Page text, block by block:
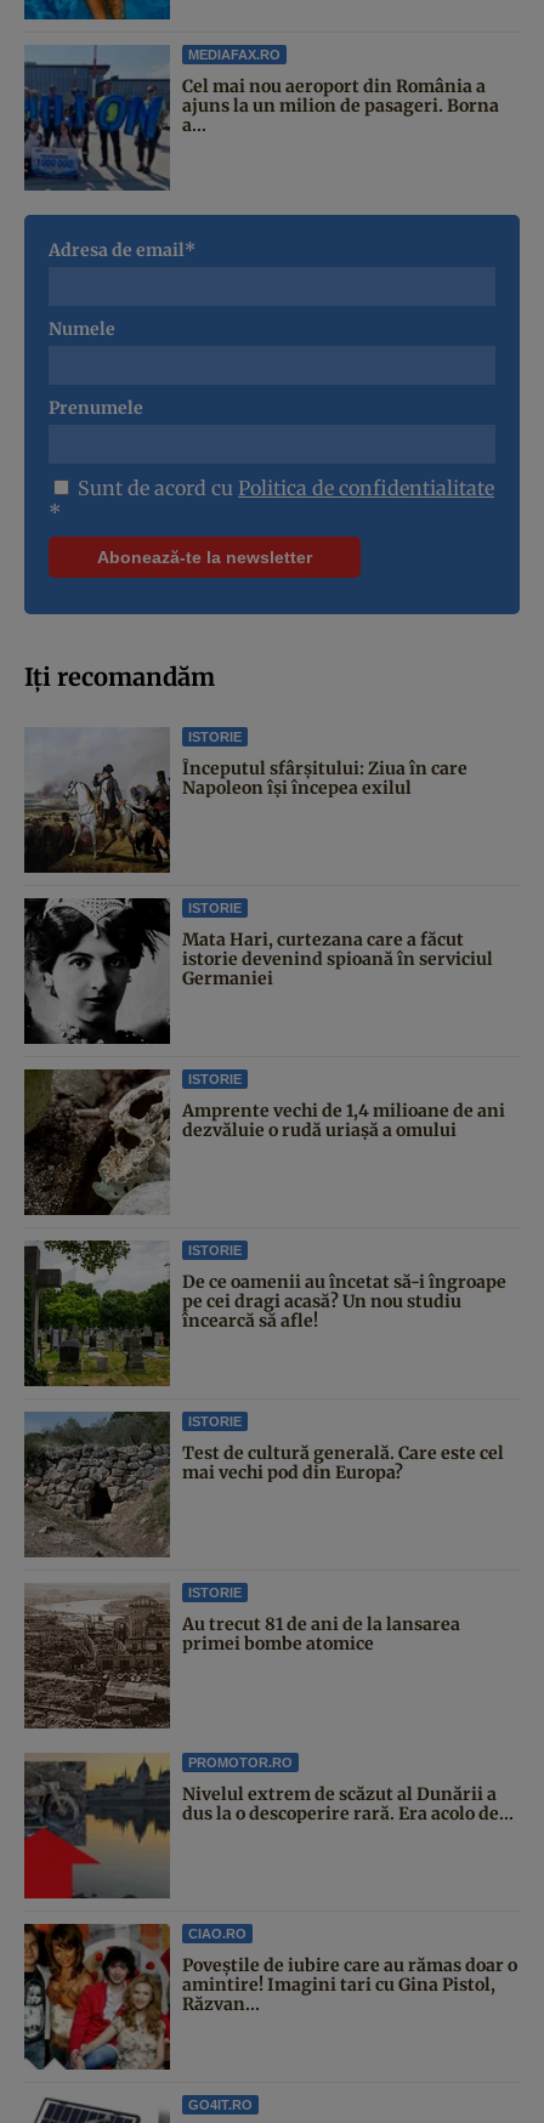
MEDIAFAX.RO
Cel mai nou aeroport din România a
ajuns la un milion de pasageri. Borna
a...
Adresa de email*
Numele
Prenumele
Sunt de acord cu Politica de confidentialitate
*
Iți recomandăm
ISTORIE
Începutul sfârşitului: Ziua în care
Napoleon îşi începea exilul
ISTORIE
Mata Hari, curtezana care a făcut
istorie devenind spioană în serviciul
Germaniei
ISTORIE
Amprente vechi de 1,4 milioane de ani
dezvăluie o rudă uriașă a omului
ISTORIE
De ce oamenii au încetat să-i îngroape
pe cei dragi acasă? Un nou studiu
încearcă să afle!
ISTORIE
Test de cultură generală. Care este cel
mai vechi pod din Europa?
ISTORIE
Au trecut 81 de ani de la lansarea
primei bombe atomice
PROMOTOR.RO
Nivelul extrem de scăzut al Dunării a
dus la o descoperire rară. Era acolo de...
CIAO.RO
Poveştile de iubire care au rămas doar o
amintire! Imagini tari cu Gina Pistol,
Răzvan...
GO4IT.RO